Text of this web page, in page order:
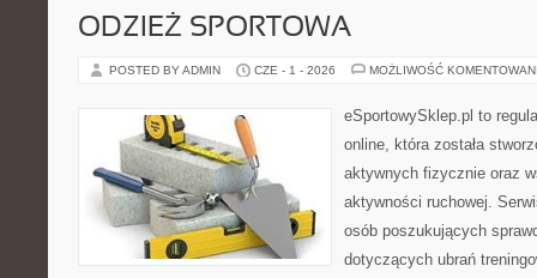
ODZIEŻ SPORTOWA
POSTED BY ADMIN CZE - 1 - 2026 MOŻLIWOŚĆ
eSportowySklep.pl to
online, która została
aktywnych fizycznie oraz
aktywności ruchowej.
osób poszukujących
dotyczących ubrań